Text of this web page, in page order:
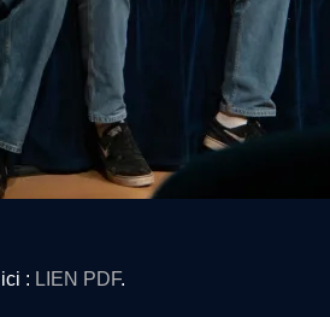
: LIEN PDF.